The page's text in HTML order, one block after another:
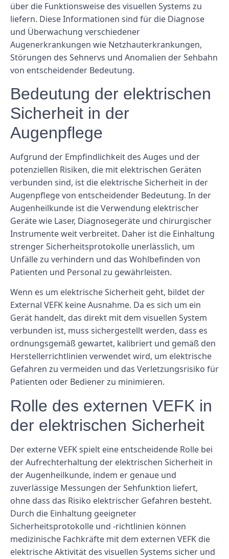
über die Funktionsweise des visuellen Systems zu
liefern. Diese Informationen sind für die Diagnose
und Überwachung verschiedener
Augenerkrankungen wie Netzhauterkrankungen,
Störungen des Sehnervs und Anomalien der Sehbahn
von entscheidender Bedeutung.
Bedeutung der elektrischen
Sicherheit in der
Augenpflege
Aufgrund der Empfindlichkeit des Auges und der
potenziellen Risiken, die mit elektrischen Geräten
verbunden sind, ist die elektrische Sicherheit in der
Augenpflege von entscheidender Bedeutung. In der
Augenheilkunde ist die Verwendung elektrischer
Geräte wie Laser, Diagnosegeräte und chirurgischer
Instrumente weit verbreitet. Daher ist die Einhaltung
strenger Sicherheitsprotokolle unerlässlich, um
Unfälle zu verhindern und das Wohlbefinden von
Patienten und Personal zu gewährleisten.
Wenn es um elektrische Sicherheit geht, bildet der
External VEFK keine Ausnahme. Da es sich um ein
Gerät handelt, das direkt mit dem visuellen System
verbunden ist, muss sichergestellt werden, dass es
ordnungsgemäß gewartet, kalibriert und gemäß den
Herstellerrichtlinien verwendet wird, um elektrische
Gefahren zu vermeiden und das Verletzungsrisiko für
Patienten oder Bediener zu minimieren.
Rolle des externen VEFK in
der elektrischen Sicherheit
Der externe VEFK spielt eine entscheidende Rolle bei
der Aufrechterhaltung der elektrischen Sicherheit in
der Augenheilkunde, indem er genaue und
zuverlässige Messungen der Sehfunktion liefert,
ohne dass das Risiko elektrischer Gefahren besteht.
Durch die Einhaltung geeigneter
Sicherheitsprotokolle und -richtlinien können
medizinische Fachkräfte mit dem externen VEFK die
elektrische Aktivität des visuellen Systems sicher und